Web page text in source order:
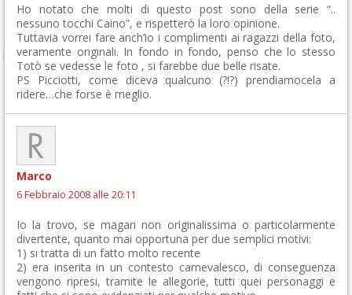
Ho notato che molti di questo post sono della serie “..
nessuno tocchi Caino”, e rispetterò la loro opinione.
Tuttavia vorrei fare anch’io i complimenti ai ragazzi della foto,
veramente originali. In fondo in fondo, penso che lo stesso
Totò se vedesse le foto , si farebbe due belle risate.
PS Picciotti, come diceva qualcuno (?!?) prendiamocela a
ridere…che forse è meglio.
Marco
6 Febbraio 2008 alle 20:11
Io la trovo, se magari non originalissima o particolarmente
divertente, quanto mai opportuna per due semplici motivi:
1) si tratta di un fatto molto recente
2) era inserita in un contesto carnevalesco, di conseguenza
vengono ripresi, tramite le allegorie, tutti quei personaggi e